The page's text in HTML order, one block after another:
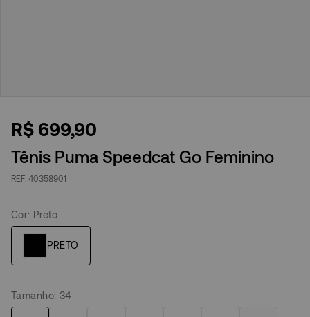
R$ 699,90
Tênis Puma Speedcat Go Feminino
40358901
Cor: Preto
Tamanho: 34